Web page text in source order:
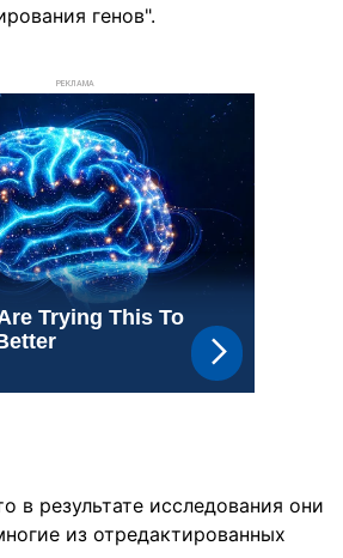
генов".
РЕКЛАМА
в результате исследования они
из отредактированных